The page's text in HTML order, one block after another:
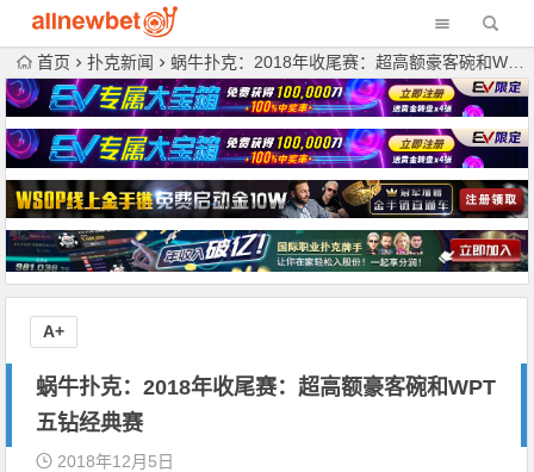
首页 扑克新闻 蜗牛扑克：2018年收尾赛：超高额豪客碗和WPT五钻经典赛
蜗牛扑克：2018年收尾赛：超高额豪客碗和WPT
五钻经典赛
2018年12月5日
A+